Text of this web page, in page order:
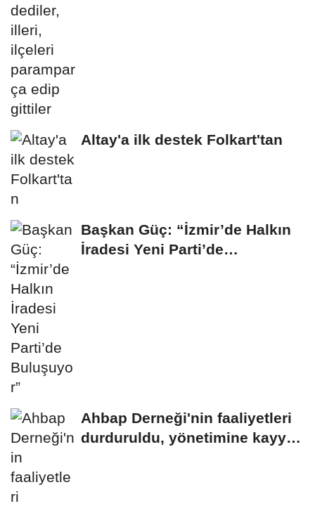
Altay'a ilk destek Folkart'tan
Başkan Güç: “İzmir’de Halkın
İradesi Yeni Parti’de
Ahbap Derneği'nin faaliyetleri
durduruldu, yönetimine kayyım